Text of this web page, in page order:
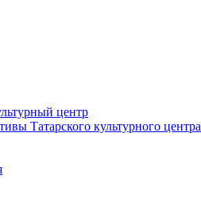
центр
Татарского культурного центра